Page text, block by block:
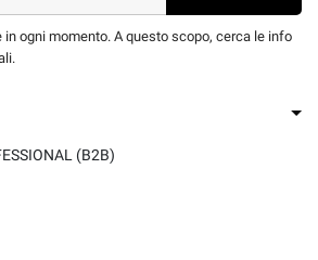
in ogni momento. A questo scopo, cerca le info
(B2B)